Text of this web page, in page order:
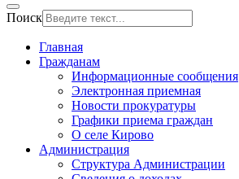
Поиск
Главная
Гражданам
Информационные сообщения
Электронная приемная
Новости прокуратуры
Графики приема граждан
О селе Кирово
Администрация
Структура Администрации